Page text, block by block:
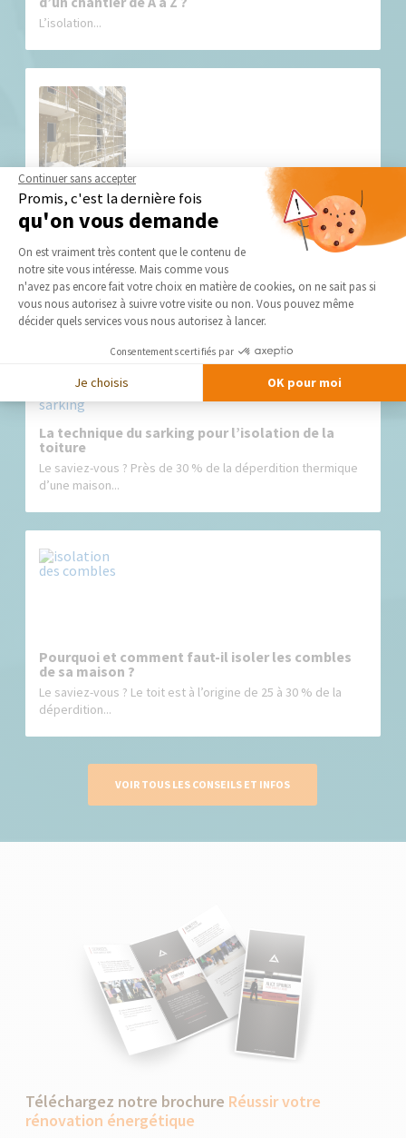
L’isolation...
Isolation par l’extérieur : tout savoir pour
améliorer durablement le confort de votre
maison
Face à la hausse du coût de l’énergie et aux exigences
croissantes en matière...
La technique du sarking pour l’isolation de la
toiture
Le saviez-vous ? Près de 30 % de la déperdition thermique
d’une maison...
Pourquoi et comment faut-il isoler les combles
de sa maison ?
Le saviez-vous ? Le toit est à l’origine de 25 à 30 % de la
déperdition...
VOIR TOUS LES CONSEILS ET INFOS
Téléchargez notre brochure Réussir votre
rénovation énergétique
Continuer sans accepter
Promis, c'est la dernière fois
qu'on vous demande
Plateforme de Gestion du
On est vraiment très content que le contenu de
notre site vous intéresse. Mais comme vous
n'avez pas encore fait votre choix en matière de cookies, on ne sait pas si
vous nous autorisez à suivre votre visite ou non. Vous pouvez même
décider quels services vous nous autorisez à lancer.
Consentements certifiés par
Je choisis OK pour moi
Axeptio consent